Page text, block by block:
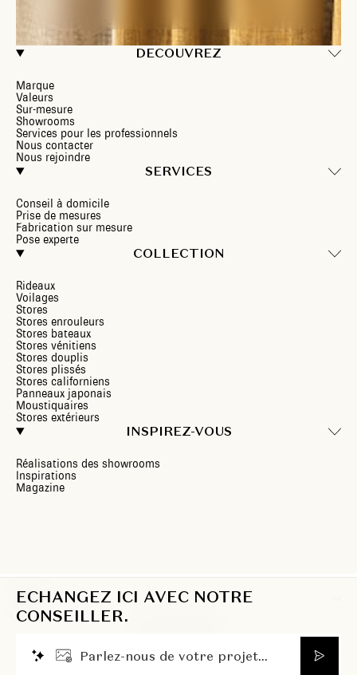
ECHANGEZ ICI AVEC NOTRE
CONSEILLER.
Parlez-nous de votre projet...
DECOUVREZ
Marque
Valeurs
Sur-mesure
Showrooms
Services pour les professionnels
Nous contacter
Nous rejoindre
SERVICES
Conseil à domicile
Prise de mesures
Fabrication sur mesure
Pose experte
COLLECTION
Rideaux
Voilages
Stores
Stores enrouleurs
Stores bateaux
Stores vénitiens
Stores douplis
Stores plissés
Stores californiens
Panneaux japonais
Moustiquaires
Stores extérieurs
INSPIREZ-VOUS
Réalisations des showrooms
Inspirations
Magazine
FR